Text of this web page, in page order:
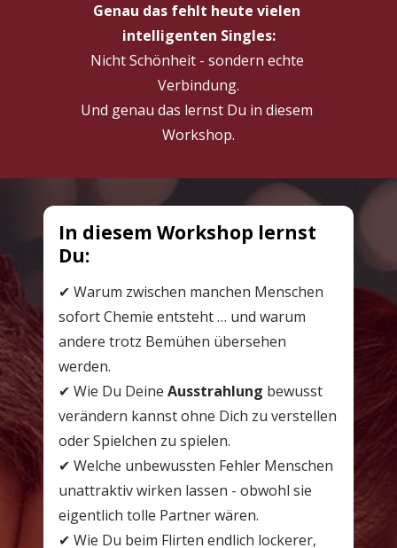
Genau das fehlt heute vielen
intelligenten Singles:
Nicht Schönheit - sondern echte
Verbindung.
Und genau das lernst Du in diesem
Workshop.
In diesem Workshop lernst
Du:
✔ Warum zwischen manchen Menschen
sofort Chemie entsteht … und warum
andere trotz Bemühen übersehen
werden.
✔ Wie Du Deine Ausstrahlung bewusst
verändern kannst ohne Dich zu verstellen
oder Spielchen zu spielen.
✔ Welche unbewussten Fehler Menschen
unattraktiv wirken lassen - obwohl sie
eigentlich tolle Partner wären.
✔ Wie Du beim Flirten endlich lockerer,